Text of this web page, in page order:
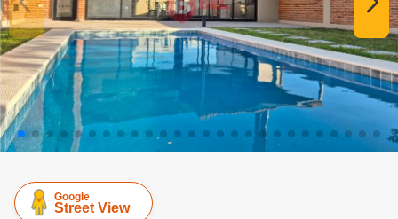
Google
Street View